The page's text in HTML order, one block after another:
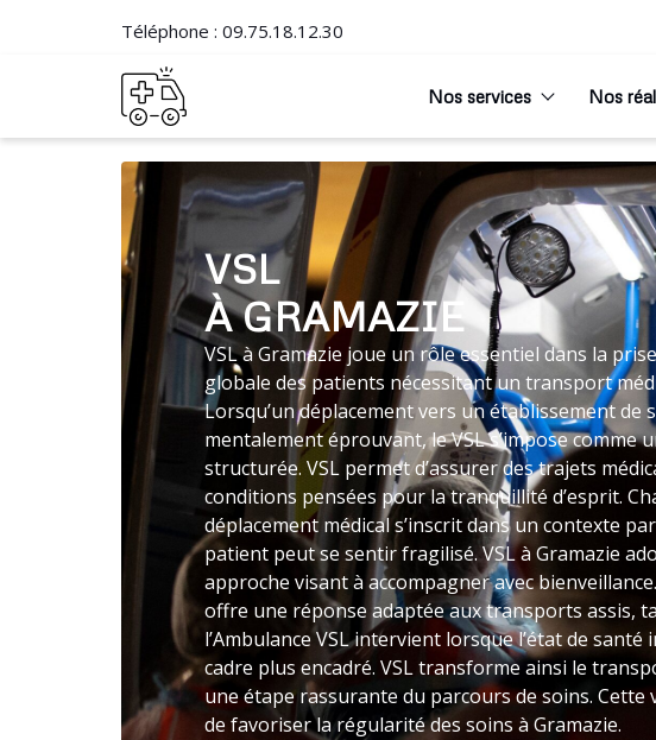
Téléphone : 09.75.18.12.30
Nos services Nos
VSL
À GRAMAZIE
VSL à Gramazie joue un rôle essentiel dans la
globale des patients nécessitant un transport
Lorsqu’un déplacement vers un établissement de
mentalement éprouvant, le VSL s’impose comme
structurée. VSL permet d’assurer des trajets
conditions pensées pour la tranquillité d’esprit.
déplacement médical s’inscrit dans un contexte
patient peut se sentir fragilisé. VSL à Gramazie
approche visant à accompagner avec
offre une réponse adaptée aux transports assis,
l’Ambulance VSL intervient lorsque l’état de santé
cadre plus encadré. VSL transforme ainsi le
une étape rassurante du parcours de soins. Cette
de favoriser la régularité des soins à Gramazie.